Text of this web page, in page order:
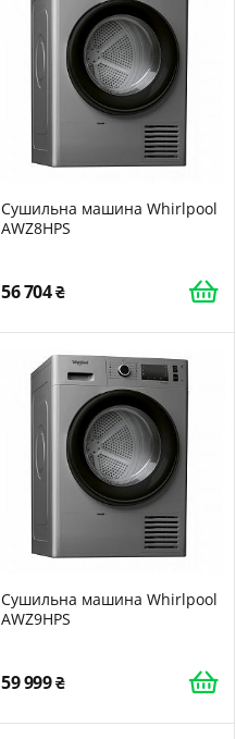
Сушильна машина Whirlpool
AWZ8HPS
56 704
Сушильна машина Whirlpool
AWZ9HPS
59 999